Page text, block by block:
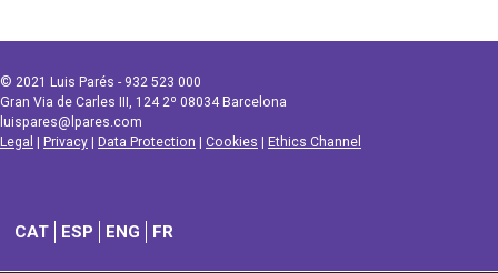
© 2021 Luis Parés - 932 523 000
Gran Via de Carles III, 124 2º 08034 Barcelona
luispares@lpares.com
Legal
Privacy Data Protection Cookies Ethics Channel
CAT ESP ENG FR